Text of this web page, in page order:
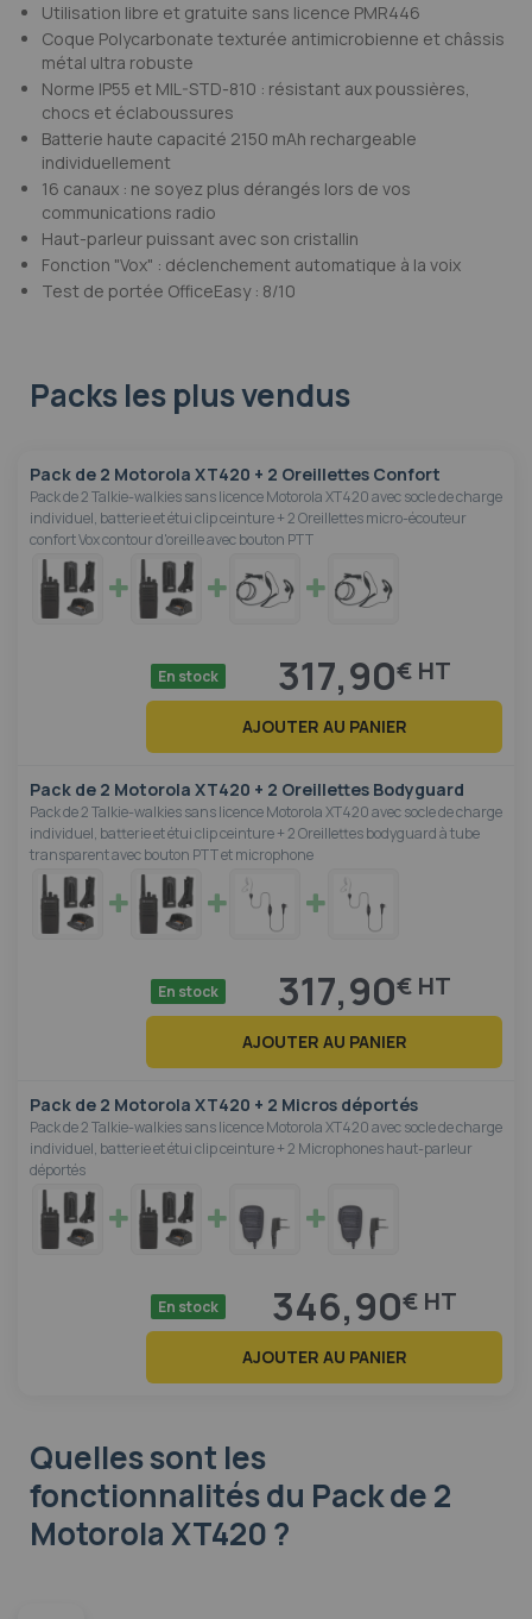
Utilisation libre et gratuite sans licence PMR446
Coque Polycarbonate texturée antimicrobienne et châssis
métal ultra robuste
Norme IP55 et MIL-STD-810 : résistant aux poussières,
chocs et éclaboussures
Batterie haute capacité 2150 mAh rechargeable
individuellement
16 canaux : ne soyez plus dérangés lors de vos
communications radio
Haut-parleur puissant avec son cristallin
Fonction "Vox" : déclenchement automatique à la voix
Test de portée OfficeEasy : 8/10
Packs les plus vendus
Pack de 2 Motorola XT420 + 2 Oreillettes Confort
Pack de 2 Talkie-walkies sans licence Motorola XT420 avec socle de charge
individuel, batterie et étui clip ceinture + 2 Oreillettes micro-écouteur
confort Vox contour d'oreille avec bouton PTT
En stock 317,90€
AJOUTER AU PANIER
Pack de 2 Motorola XT420 + 2 Oreillettes Bodyguard
Pack de 2 Talkie-walkies sans licence Motorola XT420 avec socle de charge
individuel, batterie et étui clip ceinture + 2 Oreillettes bodyguard à tube
transparent avec bouton PTT et microphone
En stock 317,90€
AJOUTER AU PANIER
Pack de 2 Motorola XT420 + 2 Micros déportés
Pack de 2 Talkie-walkies sans licence Motorola XT420 avec socle de charge
individuel, batterie et étui clip ceinture + 2 Microphones haut-parleur
déportés
En stock 346,90€
AJOUTER AU PANIER
Quelles sont les
fonctionnalitésdu Pack de 2
Motorola XT420 ?